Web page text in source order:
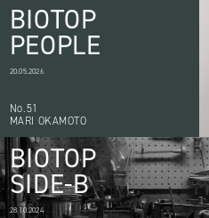
BIOTOP
PEOPLE
20.05.2026
No.51
MARI OKAMOTO
BIOTOP
SIDE-B
28.10.2024